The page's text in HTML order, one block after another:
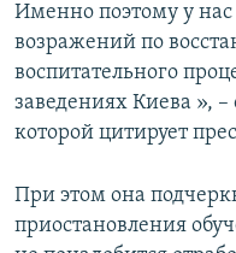
Именно поэтому у
возражений по
воспитательного
заведениях Киева », –
которой цитирует
При этом она
приостановления